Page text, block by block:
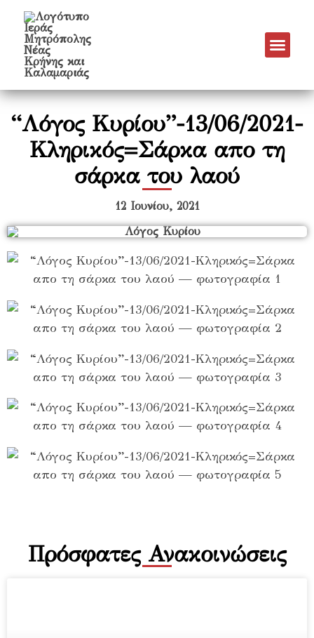
“Λόγος Κυρίου”-13/06/2021-
Κληρικός=Σάρκα απο τη
σάρκα του λαού
12 Ιουνίου, 2021
Πρόσφατες Ανακοινώσεις